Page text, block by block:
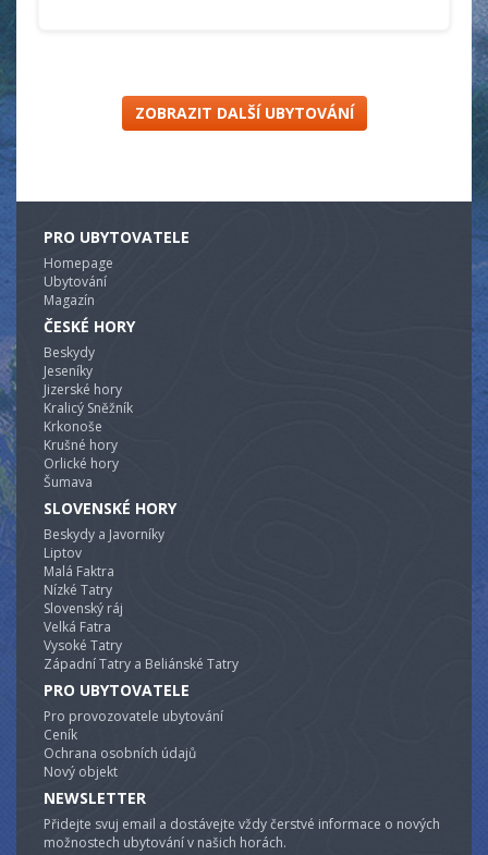
ZOBRAZIT DALŠÍ UBYTOVÁNÍ
PRO UBYTOVATELE
Homepage
Ubytování
Magazín
ČESKÉ HORY
Beskydy
Jeseníky
Jizerské hory
Kralicý Sněžník
Krkonoše
Krušné hory
Orlické hory
Šumava
SLOVENSKÉ HORY
Beskydy a Javorníky
Liptov
Malá Faktra
Nízké Tatry
Slovenský ráj
Velká Fatra
Vysoké Tatry
Západní Tatry a Beliánské Tatry
PRO UBYTOVATELE
Pro provozovatele ubytování
Ceník
Ochrana osobních údajů
Nový objekt
NEWSLETTER
Přidejte svuj email a dostávejte vždy čerstvé informace o nových
možnostech ubytování v našich horách.